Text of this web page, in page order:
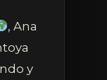
, Ana
y